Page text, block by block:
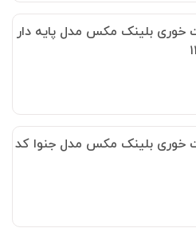
خوری بلینک مکس مدل پایه دار
خوری بلینک مکس مدل جنوا کد